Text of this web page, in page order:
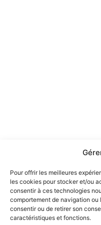
Pour offrir les meilleures
les cookies pour stocker et/ou
consentir à ces technologies
comportement de navigation ou
consentir ou de retirer son
caractéristiques et fonctions.